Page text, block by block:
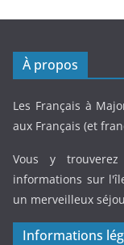
À propos
Les Français à
aux Français (et
Vous y
informations sur
un merveilleux
Informations